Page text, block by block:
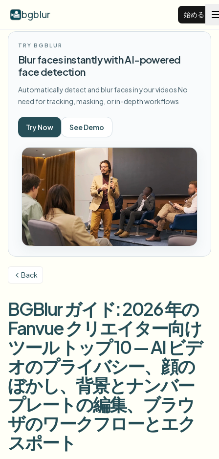
bgblur 始める
サンプルライブラリ全体を閲覧する
顔をぼかす
ナンバープレートをぼかす
背景をぼかす
何でもぼかす
GDPRコンプライアンスぼかし
ストリートインタビューぼかし
ゲーム＆配信ぼかし
機能
View all features
Browse every blur tool in one place
ナンバープレートをぼかす
顔をぼかす
AI Video Object Remover
写真の顔をオンラインでぼかす
顔の匿名化
ボイスアノニマイザー
顔交換 - 画像
顔交換 - 動画
エンタープライズ
学校・教育
キャンパスカメラ、講義、地区の一括プライバシー
メディア・エンターテインメント
試写、リリース、コンプライアンス
小売・EC
医療
クリニックと患者向けビデオガバナンス
公共部門
FOIA、安全な開示、編集
一括顔の匿名化
大量バッチ、保持、SLA
一括ナンバープレートぼかし
フリート、ドライブレコーダー、駐車場を大規模に
一括顔ぼかし
リソース
FAQ
ブログ
Whitepapers
ツール
カテゴリ
製品
Choose language
TRY BGBLUR
Blur faces instantly with AI-powered
face detection
Automatically detect and blur faces in your videosNo
need for tracking, masking, or in-depth workflows
Try Now See Demo
Back
BGBlur ガイド: 2026 年の
Fanvue クリエイター向け
ツール トップ 10 — AI ビデ
オのプライバシー、顔の
ぼかし、背景とナンバー
プレートの編集、ブラウ
ザのワークフローとエク
スポート